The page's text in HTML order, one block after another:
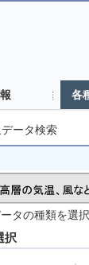
各
ータ検索
タの種類を選択
択